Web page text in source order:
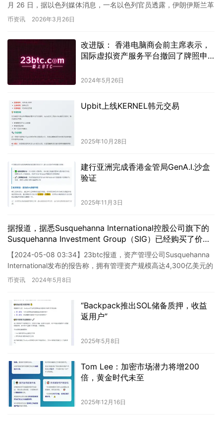
月 26 日，据以色列媒体消息，一名以色列官员透露，伊朗伊斯兰革
命卫队海军司令阿里礼萨·坦格西里在阿巴斯…
币资讯 2026年3月26日
改进版： 香港电脑商会前主席表示，
国际虚拟资产服务平台撤回了牌照申
本。该平台在申请过程中遇到了许多
弃此次申请。
2024年5月26日
Upbit上线KERNEL韩元交易
2025年10月28日
建行亚洲完成香港金管局GenA.I.沙盒
验证
2025年11月3日
据报道，据悉Susquehanna International控股公司旗下的
Susquehanna Investment Group（SIG）已经购买了价值
超过12亿美元的现货比特币交易所交易基金（ETF）。 在
这个消息中，有关Susquehanna International公司证实其
旗下子公司SIG已经买入超过12亿美元的现货比特币ETF。
这表明了公司对这一数字货币市场的信心，展示了其在加密
对比特币和加密货币感兴趣的投资者而言，这一消息无疑是
一个积极的信号。比特币作为一种全球范围内被广泛接受的
数字货币，吸引了许多机构和个人投资者的关注。 然而，
就像任何投资一样，比特币也面临着风险。投资者应当谨慎
对待，并在决策之前充分了解相关的风险和机会。同时，监
管机构对于加密货币市场的监管也是一个重要的问题。投资
者需要密切关注相关的法规和政策变化，以做出明智的投资
决策。 总的来说，Susquehanna International公司的投资
动作显示出对比特币和加密货币市场的看好，但投资者依然
需要保持谨慎态度，并进行充分的研究和了解。
【2024-05-08 03:34】23btc报道，资产管理公司Susquehanna
International发布的报告称，拥有管理资产规模高达4,300亿美元的
该公司，在10…
币资讯 2024年5月8日
“Backpack推出SOL储备质押，收益
返用户”
2025年5月8日
Tom Lee：加密市场潜力将增200
倍，黄金时代未至
2025年12月16日